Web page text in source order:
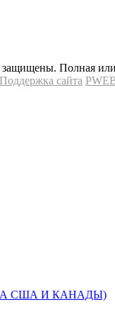
Полная или
Поддержка сайта
США И КАНАДЫ)